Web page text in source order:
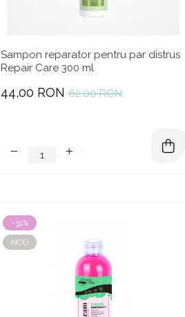
Sampon reparator pentru par distrus
Repair Care 300 ml
62,00 RON
44,00 RON
-31%
NOU